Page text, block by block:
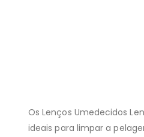
Os Lenços Umedecidos
ideais para limpar a